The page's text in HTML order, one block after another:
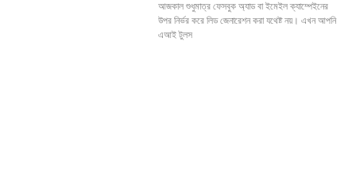
আজকাল শুধুমাত্র ফেসবুক অ্যাড বা ইমেইল ক্যাম্পেইনের
উপর নির্ভর করে লিড জেনারেশন করা যথেষ্ট নয়। এখন আপনি
এআই টুলস